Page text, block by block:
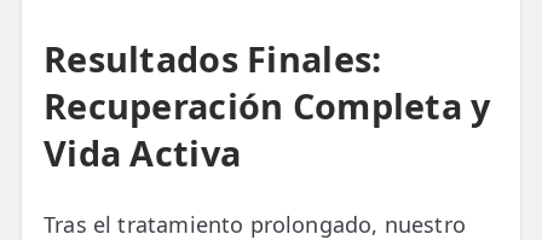
Resultados Finales:
Recuperación Completa y
Vida Activa
Tras el tratamiento prolongado, nuestro